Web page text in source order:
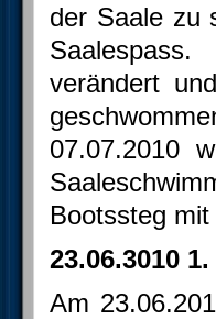
der Saale zu
verändert
07.07.2010
Bootssteg
23.06.3010
Am